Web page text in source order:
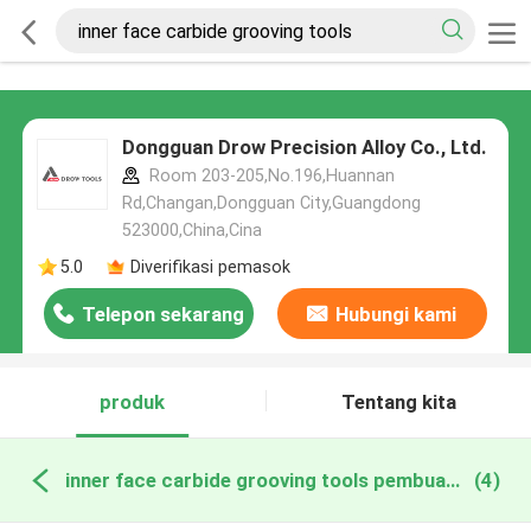
Dongguan Drow Precision Alloy Co., Ltd.
Room 203-205,No.196,Huannan
Rd,Changan,Dongguan City,Guangdong
523000,China,Cina
5.0
Diverifikasi pemasok
Telepon sekarang Hubungi kami
produk Tentang kita
inner face carbide grooving tools pembuatan online (4)